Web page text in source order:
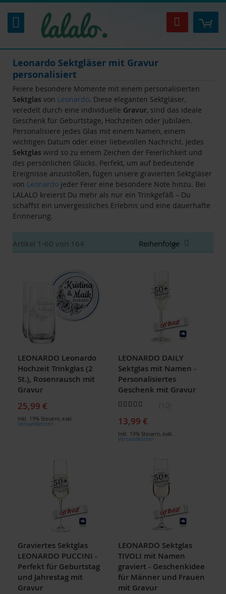
Inhalt
springen
Suche
Leonardo Sektgläser mit Gravur
personalisiert
Feiere besondere Momente mit einem personalisierten
Sektglas von Leonardo. Diese eleganten Sektgläser,
veredelt durch eine individuelle Gravur, sind das ideale
Geschenk für Geburtstage, Hochzeiten oder Jubiläen.
Personalisiere jedes Glas mit einem Namen, einem
wichtigen Datum oder einer liebevollen Nachricht. Jedes
Sektglas wird so zu einem Zeichen der Feierlichkeit und
des persönlichen Glücks. Perfekt, um auf bedeutende
Ereignisse anzustoßen, fügen unsere gravierten Sektgläser
von Leonardo jeder Feier eine besondere Note hinzu. Bei
LALALO kreierst Du mehr als nur ein Trinkgefäß – Du
schaffst ein unvergessliches Erlebnis und eine dauerhafte
Erinnerung.
Artikel 1 -60 von 164
sortieren
LEONARDO Leonardo
Hochzeit Trinkglas (2
St.), Rosenrausch mit
Gravur
25,99 €
Inkl. 19% Steuern, exkl.
Versandkosten
LEONARDO DAILY
Sektglas mit Namen -
Personalisiertes
Geschenk mit Gravur
Bewertung:
13,99 €
Inkl. 19% Steuern, exkl.
Versandkosten
Graviertes Sektglas
LEONARDO PUCCINI -
Perfekt für Geburtstag
und Jahrestag mit
Gravur
LEONARDO Sektglas
TIVOLI mit Namen
graviert - Geschenkidee
für Männer und Frauen
mit Gravur